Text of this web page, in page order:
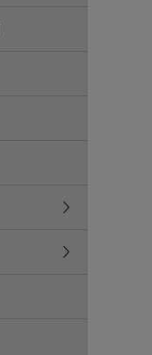
Undermeny för
Undermeny för